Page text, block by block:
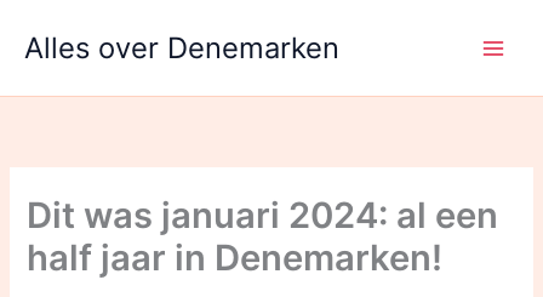
naar
inhoud
Alles over Denemarken
Dit was januari 2024: al een
half jaar in Denemarken!